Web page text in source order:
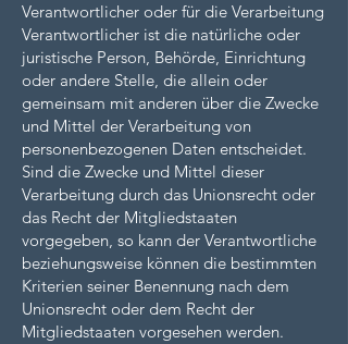
Verantwortlicher oder für die Verarbeitung
Verantwortlicher ist die natürliche oder
juristische Person, Behörde, Einrichtung
oder andere Stelle, die allein oder
gemeinsam mit anderen über die Zwecke
und Mittel der Verarbeitung von
personenbezogenen Daten entscheidet.
Sind die Zwecke und Mittel dieser
Verarbeitung durch das Unionsrecht oder
das Recht der Mitgliedstaaten
vorgegeben, so kann der Verantwortliche
beziehungsweise können die bestimmten
Kriterien seiner Benennung nach dem
Unionsrecht oder dem Recht der
Mitgliedstaaten vorgesehen werden.